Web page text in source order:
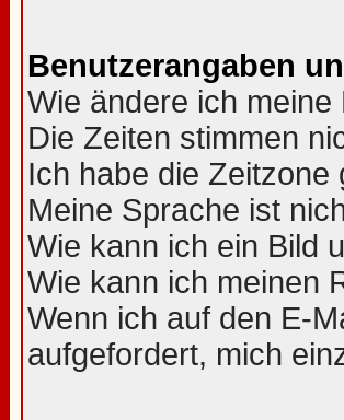
Benutzerangaben
Wie ändere ich meine
Die Zeiten stimmen
Ich habe die
Meine Sprache ist
Wie kann ich ein Bild
Wie kann ich meinen
Wenn ich auf den E-
aufgefordert, mich